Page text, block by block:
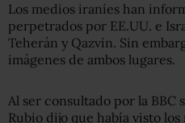
Los medios iraníes han
perpetrados por EE.UU. e
Teherán y Qazvín. Sin
imágenes de ambos lugares.
Al ser consultado por la
Rubio dijo que había visto